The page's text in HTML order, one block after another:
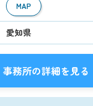
MAP
愛知県
事務所の詳細を見る